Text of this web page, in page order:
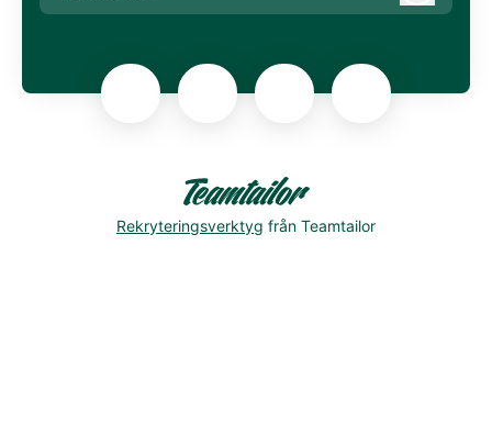
Rekryteringsverktyg från Teamtailor